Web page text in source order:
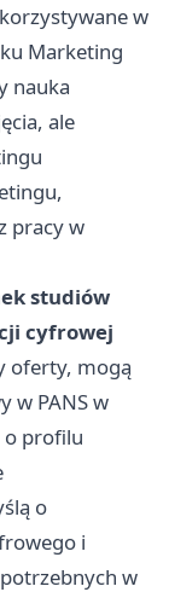
w
Marketing
nauka
ale
pracy w
studiów
cyfrowej
oferty, mogą
w PANS w
o profilu
o
i
w